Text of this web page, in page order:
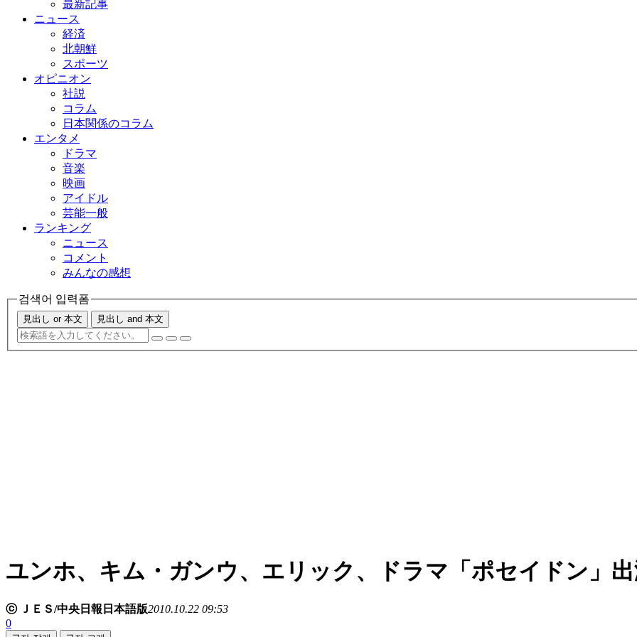
最新記事
ニュース
経済
北朝鮮
スポーツ
オピニオン
社説
コラム
日本関係のコラム
エンタメ
ドラマ
音楽
映画
アイドル
芸能一般
ランキング
ニュース
コメント
みんなの感想
검색어 입력폼
見出し or 本文 見出し and 本文
ユンホ、キム・ガンウ、エリック、ドラマ「ポセイドン」
ⓒ ＪＥＳ/中央日報日本語版2010.10.22 09:53
0